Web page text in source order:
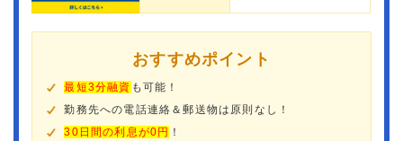
おすすめポイント
最短3分融資 も可能！
勤務先への電話連絡＆郵送物は原則なし！
30日間の利息が0円 ！